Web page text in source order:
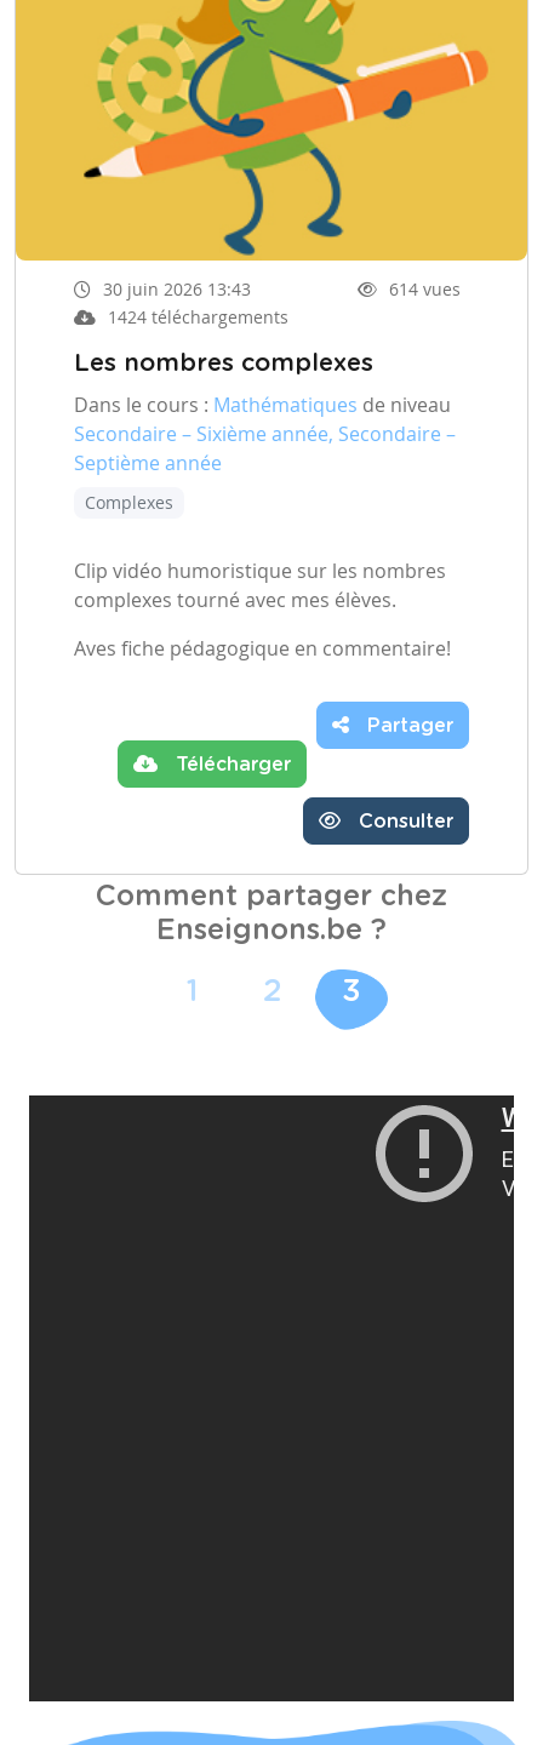
30 juin 2026 13:43
614 vues
1424 téléchargements
Les nombres complexes
Dans le cours : Mathématiques de niveau
Secondaire – Sixième année, Secondaire –
Septième année
Complexes
Clip vidéo humoristique sur les nombres
complexes tourné avec mes élèves.
Aves fiche pédagogique en commentaire!
Télécharger
Partager
Consulter
Comment partager chez
Enseignons.be ?
1 2 3